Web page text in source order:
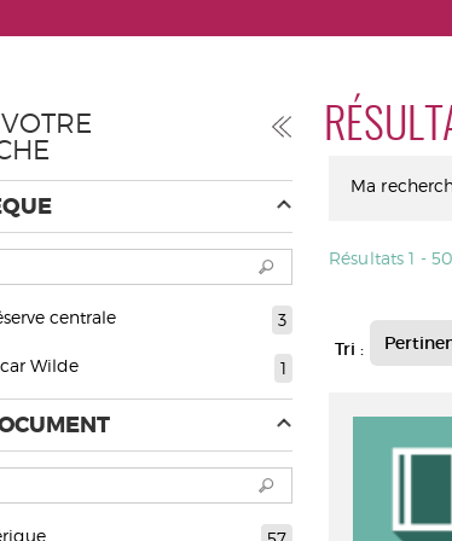
Ma
Résultats1 - 50
Tri :
3
centrale
1
Wilde